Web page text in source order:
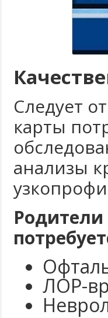
Следует
карты
анализы
ЛОР-